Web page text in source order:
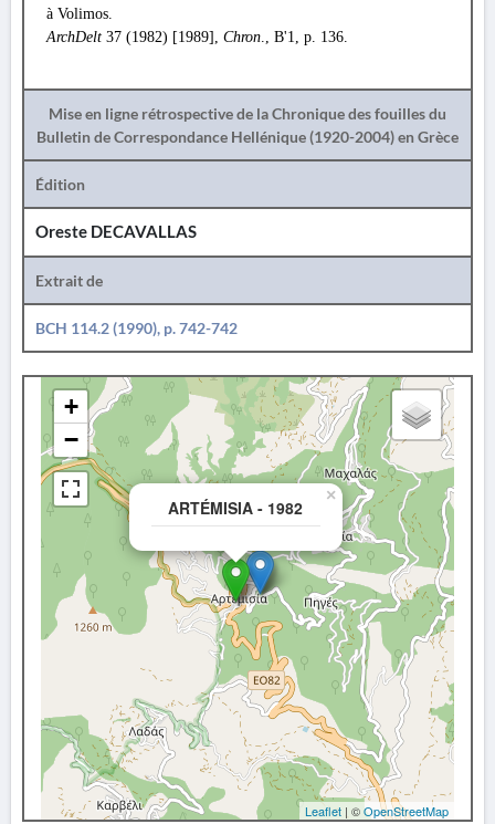
à Volimos.
ArchDelt 37 (1982) [1989], Chron., Β'1, p. 136.
Mise en ligne rétrospective de la Chronique des fouilles du
Bulletin de Correspondance Hellénique (1920-2004) en Grèce
Édition
Oreste DECAVALLAS
Extrait de
BCH 114.2 (1990), p. 742-742
ARTÉMISIA - 1982
×
+
−
Leaflet | ©OpenStreetMap